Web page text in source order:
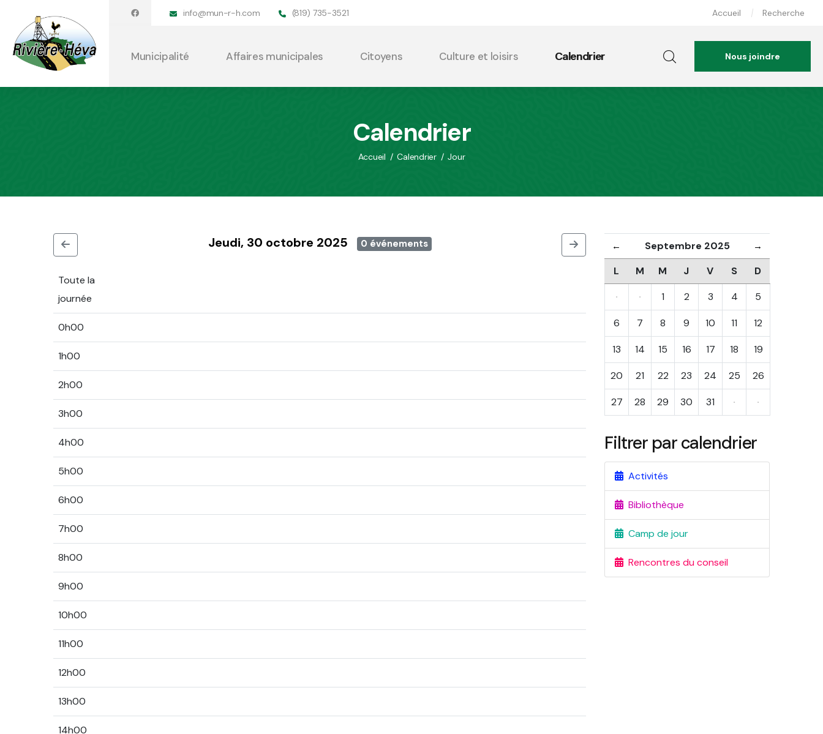
info@mun-r-h.com (819) 735-3521 Accueil Recherche
Municipalité Affaires municipales Citoyens Culture et loisirs Calendrier Nous joindre
Calendrier
Accueil / Calendrier / Jour
Jeudi, 30 octobre 2025 0 événements
Toute la
journée
0h00
1h00
2h00
3h00
4h00
5h00
6h00
7h00
8h00
9h00
10h00
11h00
12h00
13h00
14h00
← Septembre 2025 →
L M M J V S
D
·
· 1 2 3 4 5
6 7 8 9 10 11 12
13 14 15 16 17 18 19
20 21 22 23 24 25 26
27 28 29 30 31 · ·
Filtrer par calendrier
Activités
Bibliothèque
Camp de jour
Rencontres du conseil